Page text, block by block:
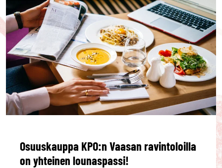
Osuuskauppa KPO:n Vaasan ravintoloilla
on yhteinen lounaspassi!